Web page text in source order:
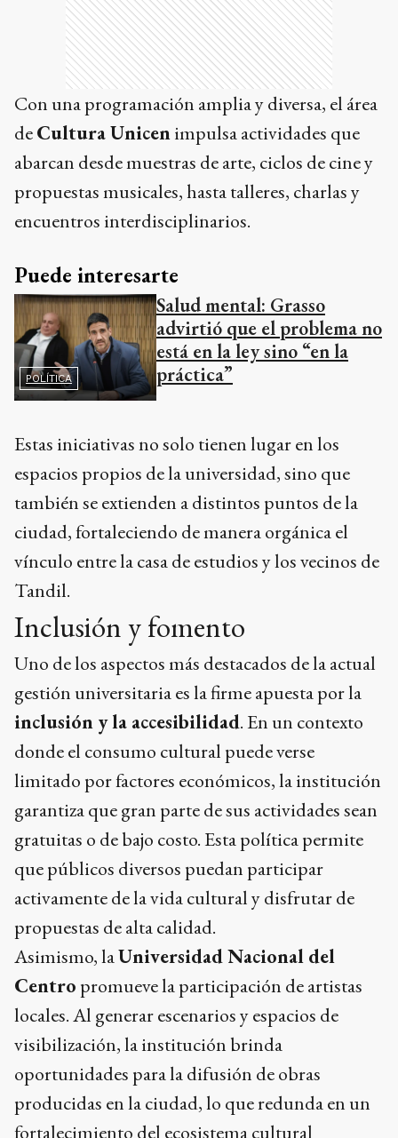
Con una programación amplia y diversa, el área
deCultura Unicenimpulsa actividades que
abarcan desde muestras de arte, ciclos de cine y
propuestas musicales, hasta talleres, charlas y
encuentros interdisciplinarios.
Puede interesarte
POLÍTICA
Salud mental: Grasso
advirtió que el problema no
está en la ley sino “en la
práctica”
Estas iniciativas no solo tienen lugar en los
espacios propios de la universidad, sino que
también se extienden a distintos puntos de la
ciudad, fortaleciendo de manera orgánica el
vínculo entre la casa de estudios y los vecinos de
Tandil.
Inclusión y fomento
Uno de los aspectos más destacados de la actual
gestión universitaria es la firme apuesta por la
inclusión y la accesibilidad. En un contexto
donde el consumo cultural puede verse
limitado por factores económicos, la institución
garantiza que gran parte de sus actividades sean
gratuitas o de bajo costo. Esta política permite
que públicos diversos puedan participar
activamente de la vida cultural y disfrutar de
propuestas de alta calidad.
Asimismo, laUniversidad Nacional del
Centro promueve la participación de artistas
locales. Al generar escenarios y espacios de
visibilización, la institución brinda
oportunidades para la difusión de obras
producidas en la ciudad, lo que redunda en un
fortalecimiento del ecosistema cultural